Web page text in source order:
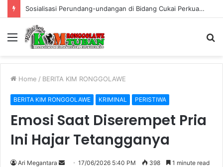
Sosialisasi Perundang-undangan di Bidang Cukai Perkuat Komitmen Berantas Rokok Ilegal di Kabupaten Tuban
Menu
Home / BERITA KIM RONGGOLAWE
BERITA KIM RONGGOLAWE KRIMINAL PERISTIWA
Emosi Saat Diserempet Pria
Ini Hajar Tetangganya
Ari Megantara 17/06/2026 5:40 PM 398 1 minute read